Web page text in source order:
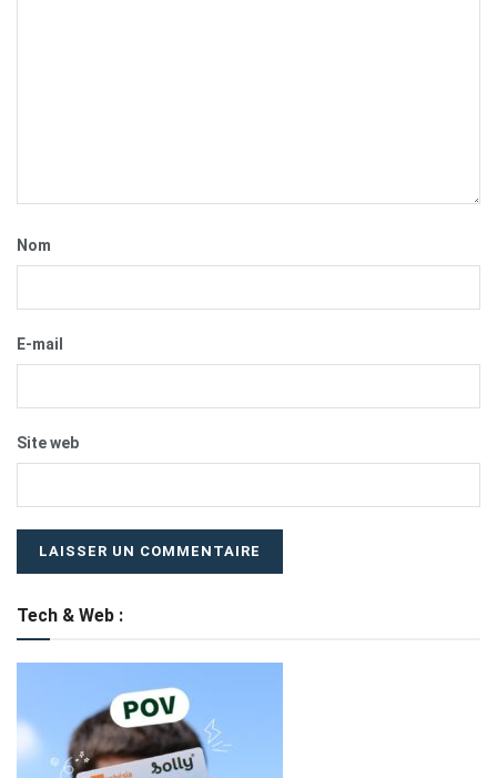
Nom
E-mail
Site web
Tech & Web :